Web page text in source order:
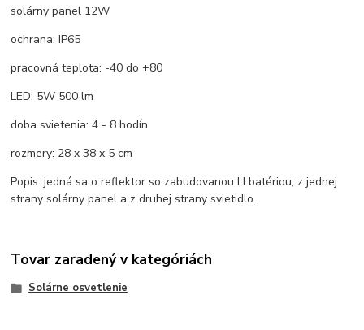
solárny panel 12W
ochrana: IP65
pracovná teplota: -40 do +80
LED: 5W 500 lm
doba svietenia: 4 - 8 hodín
rozmery: 28 x 38 x 5 cm
Popis: jedná sa o reflektor so zabudovanou LI batériou, z jednej
strany solárny panel a z druhej strany svietidlo.
Tovar zaradený v kategóriách
Solárne osvetlenie